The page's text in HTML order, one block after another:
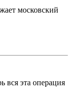
московский
вся эта операция